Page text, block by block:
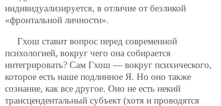
индивидуализируется, в отличие от безликой
«фронтальной личности».
Гхош ставит вопрос перед современной
психологией, вокруг чего она собирается
интегрировать? Сам Гхош — вокруг психического,
которое есть наше подлинное Я. Но оно также
сознание, как все другое. Оно не есть некий
трансцендентальный субъект (хотя и проводятся